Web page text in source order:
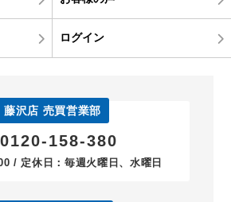
ログイン
藤沢店 売買営業部
0120-158-380
/ 定休日：毎週火曜日、水曜日